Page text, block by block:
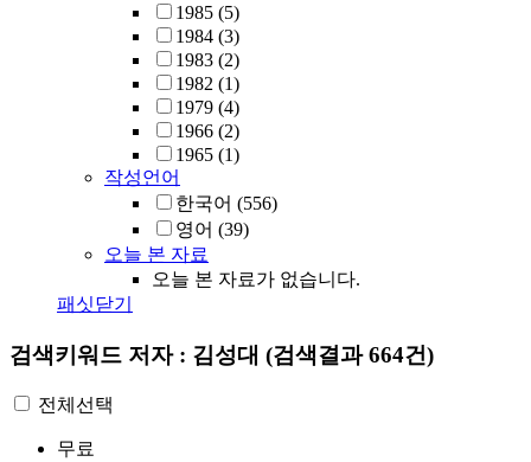
1985 (5)
1984 (3)
1983 (2)
1982 (1)
1979 (4)
1966 (2)
1965 (1)
작성언어
한국어 (556)
영어 (39)
오늘 본 자료
오늘 본 자료가 없습니다.
패싯닫기
검색키워드 저자 : 김성대 (검색결과 664건)
전체선택
무료